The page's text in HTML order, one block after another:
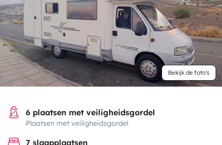
Bekijk de foto's
6 plaatsen met veiligheidsgordel
Plaatsen met veiligheidsgordel
7 slaapplaatsen